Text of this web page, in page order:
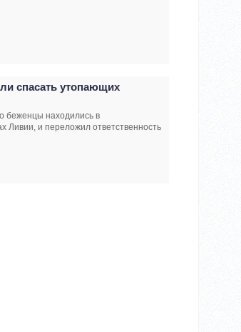
спасать утопающих
беженцы находились в
Ливии, и переложил ответственность